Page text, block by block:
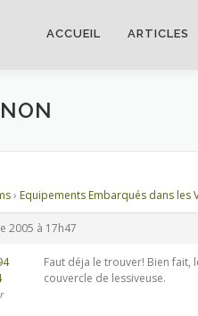
ACCUEIL ARTICLES
› Equipements Embarqués dans les
2005 à 17h47
Faut déja le trouver! Bien
couvercle de lessiveuse.